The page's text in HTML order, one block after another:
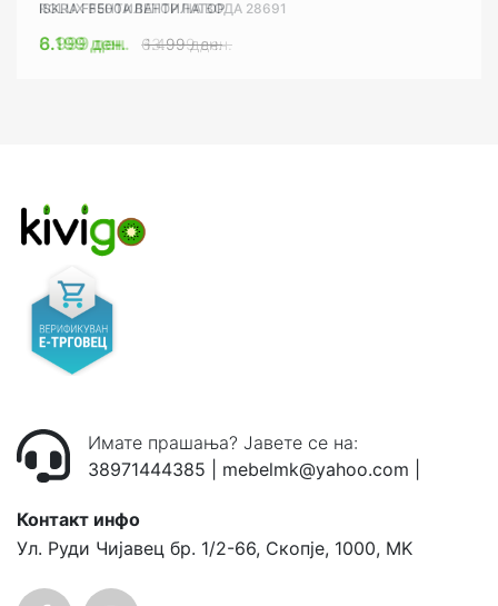
ISKRA FF500A ВЕНТИЛАТОР
6.199 ден. 6.499 ден.
RGLUX ВЕНТИЛАТОР НА ВОДА 28691
8.999 ден. 13.999 ден.
Имате прашања? Јавете се на:
38971444385
mebelmk@yahoo.com
Контакт инфо
Ул. Руди Чијавец бр. 1/2-66, Скопје, 1000, MK